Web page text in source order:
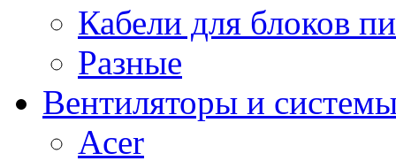
Кабели для блоков
Разные
Вентиляторы и
Acer